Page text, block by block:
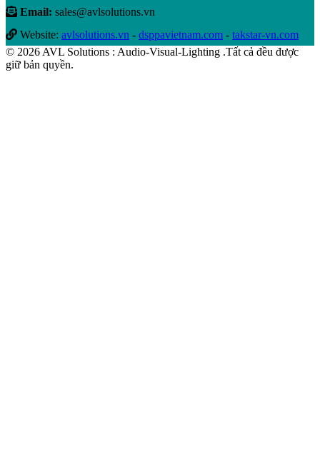
Email: sales@avlsolutions.vn
Website: avlsolutions.vn - dsppavietnam.com - takstar-vn.com
© 2026 AVL Solutions : Audio-Visual-Lighting .Tất cả đều được
giữ bản quyền.